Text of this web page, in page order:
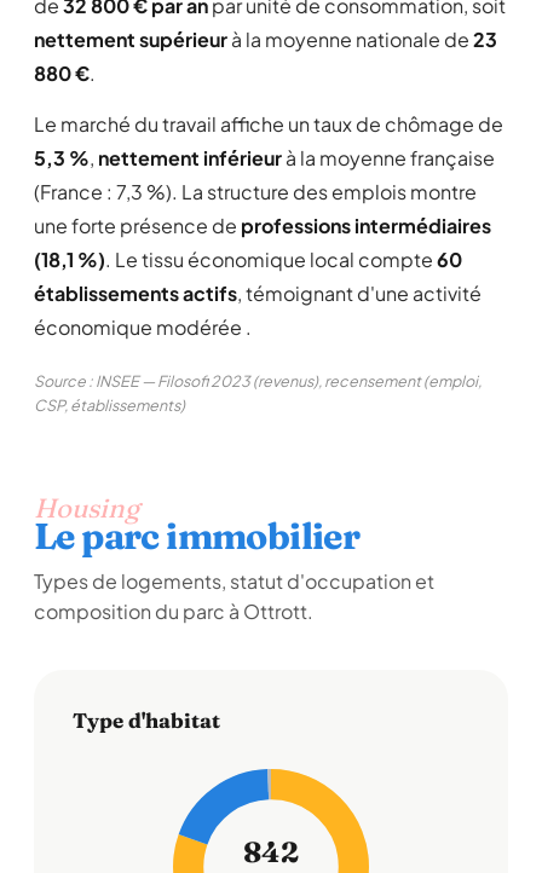
de32 800 € par anpar unité de consommation, soit
nettement supérieurà la moyenne nationale de23
880 €.
Le marché du travail affiche un taux de chômage de
5,3 %, nettement inférieurà la moyenne française
(France : 7,3 %). La structure des emplois montre
une forte présence de professions intermédiaires
(18,1 %). Le tissu économique local compte60
établissements actifs, témoignant d'une activité
économique modérée .
Source : INSEE — Filosofi 2023 (revenus), recensement (emploi,
CSP, établissements)
Housing
Le parc immobilier
Types de logements, statut d'occupation et
composition du parc à Ottrott.
Type d'habitat
842